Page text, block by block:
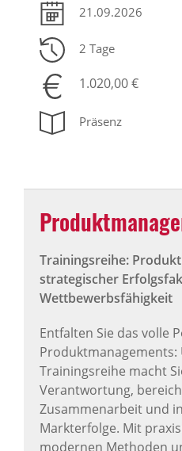
21.09.2026
2 Tage
1.020,00 €
Präsenz
Trainingsreihe:
strategischer
Wettbewerbsfähigkeit
Entfalten Sie das volle
Trainingsreihe macht
Verantwortung,
Zusammenarbeit und
Markterfolge. Mit
modernen Methoden